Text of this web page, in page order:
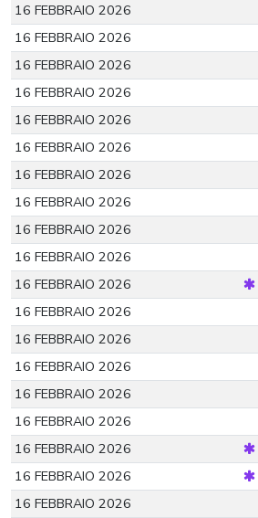
16 FEBBRAIO 2026
16 FEBBRAIO 2026
16 FEBBRAIO 2026
16 FEBBRAIO 2026
16 FEBBRAIO 2026
16 FEBBRAIO 2026
16 FEBBRAIO 2026
16 FEBBRAIO 2026
16 FEBBRAIO 2026
16 FEBBRAIO 2026
16 FEBBRAIO 2026
16 FEBBRAIO 2026
16 FEBBRAIO 2026
16 FEBBRAIO 2026
16 FEBBRAIO 2026
16 FEBBRAIO 2026
16 FEBBRAIO 2026
16 FEBBRAIO 2026
16 FEBBRAIO 2026